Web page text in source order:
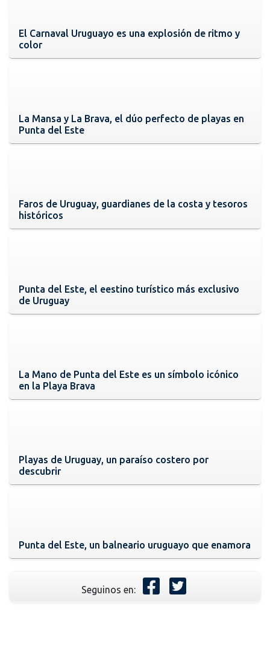
El Carnaval Uruguayo es una explosión de ritmo y
color
La Mansa y La Brava, el dúo perfecto de playas en
Punta del Este
Faros de Uruguay, guardianes de la costa y tesoros
históricos
Punta del Este, el eestino turístico más exclusivo
de Uruguay
La Mano de Punta del Este es un símbolo icónico
en la Playa Brava
Playas de Uruguay, un paraíso costero por
descubrir
Punta del Este, un balneario uruguayo que enamora
Seguinos en: